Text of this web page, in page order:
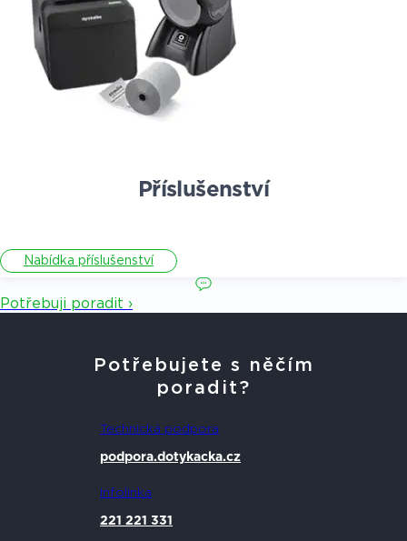
Příslušenství
Nabídka příslušenství
Potřebuji poradit ›
Potřebujete s něčím
poradit?
Technická podpora
podpora.dotykacka.cz
Infolinka
221 221 331